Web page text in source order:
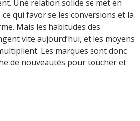
Une relation solide se met en
ce qui favorise les conversions et la
Mais les habitudes des
vite aujourd’hui, et les moyens
Les marques sont donc
de nouveautés pour toucher et